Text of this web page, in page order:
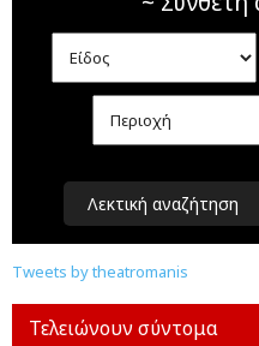
Λεκτική αναζήτηση
Tweets by theatromanis
Τελειώνουν σύντομα